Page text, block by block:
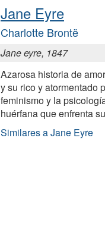
Jane Eyre
Charlotte Brontë
Jane eyre, 1847
Azarosa historia de
y su rico y atormentado
feminismo y la
huérfana que enfrenta
Similares a Jane Eyre